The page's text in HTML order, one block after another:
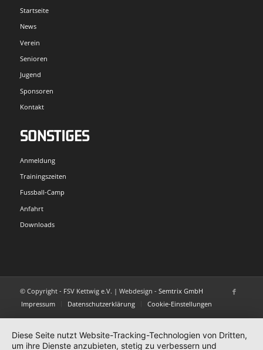
Startseite
News
Verein
Senioren
Jugend
Sponsoren
Kontakt
SONSTIGES
Anmeldung
Trainingszeiten
Fussball-Camp
Anfahrt
Downloads
© Copyright - FSV Kettwig e.V. | Webdesign - Semtrix GmbH
Impressum
Datenschutzerklärung Cookie-Einstellungen
Diese Seite nutzt Website-Tracking-Technologien von Dritten,
um ihre Dienste anzubieten, stetig zu verbessern und